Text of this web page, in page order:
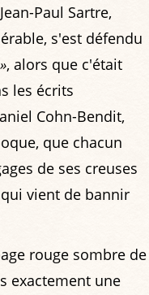
Paul Sartre,
s'est défendu
, alors que c'était
les écrits
Cohn-Bendit,
que chacun
de ses creuses
vient de bannir
rouge sombre de
exactement une